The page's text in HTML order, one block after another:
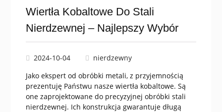
Wiertła Kobaltowe Do Stali
Nierdzewnej – Najlepszy Wybór
2024-10-04
nierdzewny
Jako ekspert od obróbki metali, z przyjemnością
prezentuję Państwu nasze wiertła kobaltowe. Są
one zaprojektowane do precyzyjnej obróbki stali
nierdzewnej. Ich konstrukcja gwarantuje długą